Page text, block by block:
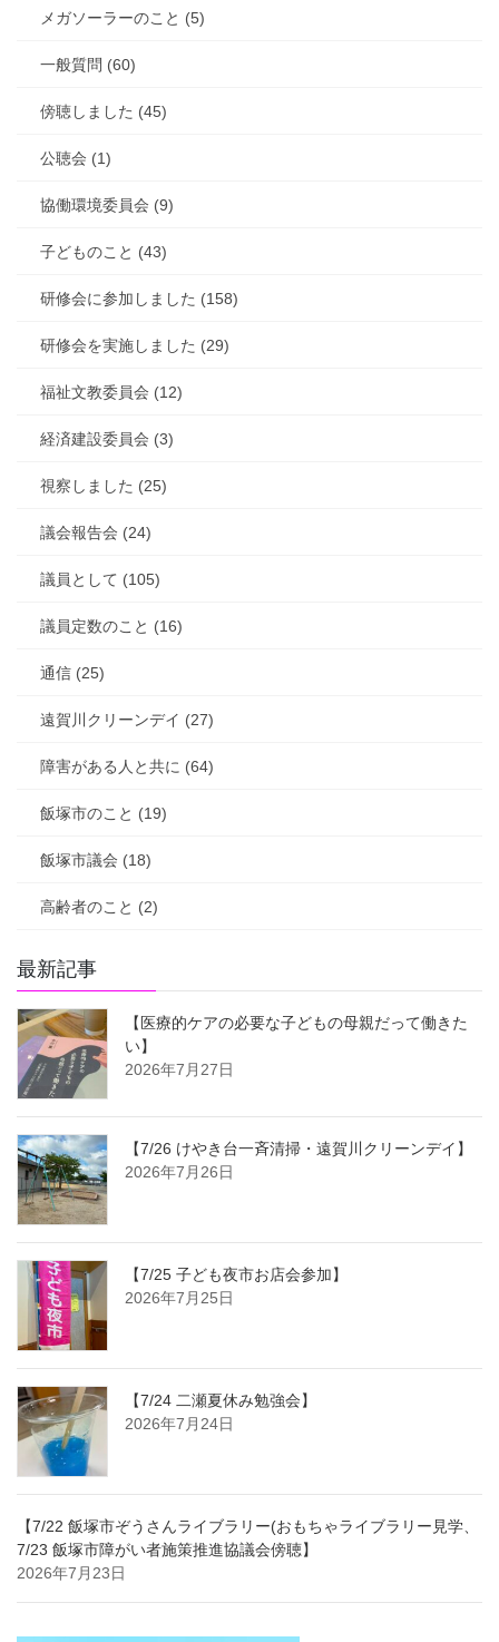
メガソーラーのこと (5)
一般質問 (60)
傍聴しました (45)
公聴会 (1)
協働環境委員会 (9)
子どものこと (43)
研修会に参加しました (158)
研修会を実施しました (29)
福祉文教委員会 (12)
経済建設委員会 (3)
視察しました (25)
議会報告会 (24)
議員として (105)
議員定数のこと (16)
通信 (25)
遠賀川クリーンデイ (27)
障害がある人と共に (64)
飯塚市のこと (19)
飯塚市議会 (18)
高齢者のこと (2)
最新記事
【医療的ケアの必要な子どもの母親だって働きた
い】
2026年7月27日
【7/26 けやき台一斉清掃・遠賀川クリーンデイ】
2026年7月26日
【7/25 子ども夜市お店会参加】
2026年7月25日
【7/24 二瀬夏休み勉強会】
2026年7月24日
【7/22 飯塚市ぞうさんライブラリー(おもちゃライブラリー見学、
7/23 飯塚市障がい者施策推進協議会傍聴】
2026年7月23日